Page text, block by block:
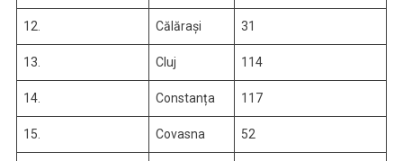
12. Călărași 31
13. Cluj 114
14. Constanța 117
15. Covasna 52